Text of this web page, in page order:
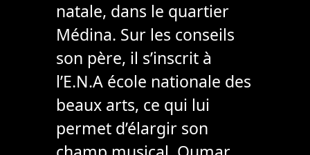
natale, dans le quartier
Médina. Sur les conseils
son père, il s’inscrit à
l’E.N.A école nationale des
beaux arts, ce qui lui
permet d’élargir son